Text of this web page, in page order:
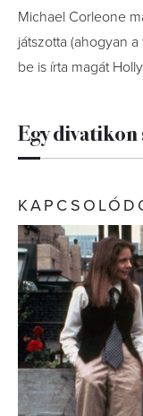
Michael Corleone
játszotta (ahogyan
be is írta magát
Egy divatikon